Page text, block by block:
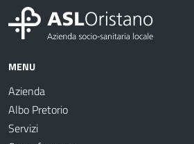
MENU
Azienda
Albo Pretorio
Servizi